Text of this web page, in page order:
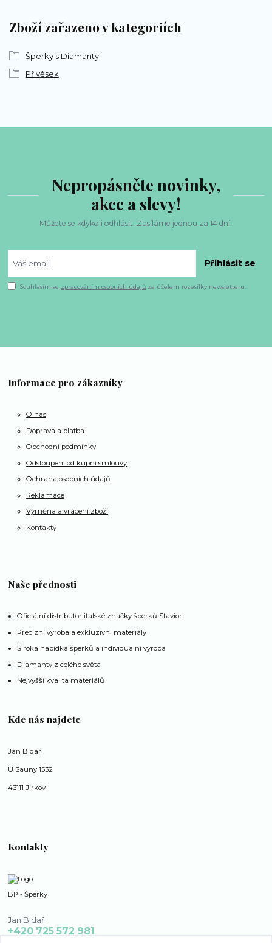
Zboží zařazeno v kategoriích
Šperky s Diamanty
Přívěsek
Nepropásněte novinky,
akce a slevy!
Můžete se kdykoli odhlásit. Zasíláme jednou za 14 dní.
Přihlásit se
Souhlasím se zpracováním osobních údajů za účelem rozesílky newsletteru.
Informace pro zákazníky
O nás
Doprava a platba
Obchodní podmínky
Odstoupení od kupní smlouvy
Ochrana osobních údajů
Reklamace
Výměna a vrácení zboží
Kontakty
Naše přednosti
Oficiální distributor italské značky šperků Staviori
Precizní výroba a exkluzivní materiály
Široká nabídka šperků a individuální výroba
Diamanty z celého světa
Nejvyšší kvalita materiálů
Kde nás najdete
Jan Bidař
U Sauny 1532
43111 Jirkov
Kontakty
BP - Šperky
Jan Bidař
+420 725 572 981